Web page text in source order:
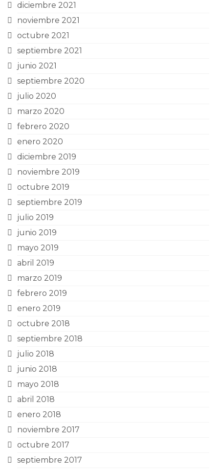
diciembre 2021
noviembre 2021
octubre 2021
septiembre 2021
junio 2021
septiembre 2020
julio 2020
marzo 2020
febrero 2020
enero 2020
diciembre 2019
noviembre 2019
octubre 2019
septiembre 2019
julio 2019
junio 2019
mayo 2019
abril 2019
marzo 2019
febrero 2019
enero 2019
octubre 2018
septiembre 2018
julio 2018
junio 2018
mayo 2018
abril 2018
enero 2018
noviembre 2017
octubre 2017
septiembre 2017